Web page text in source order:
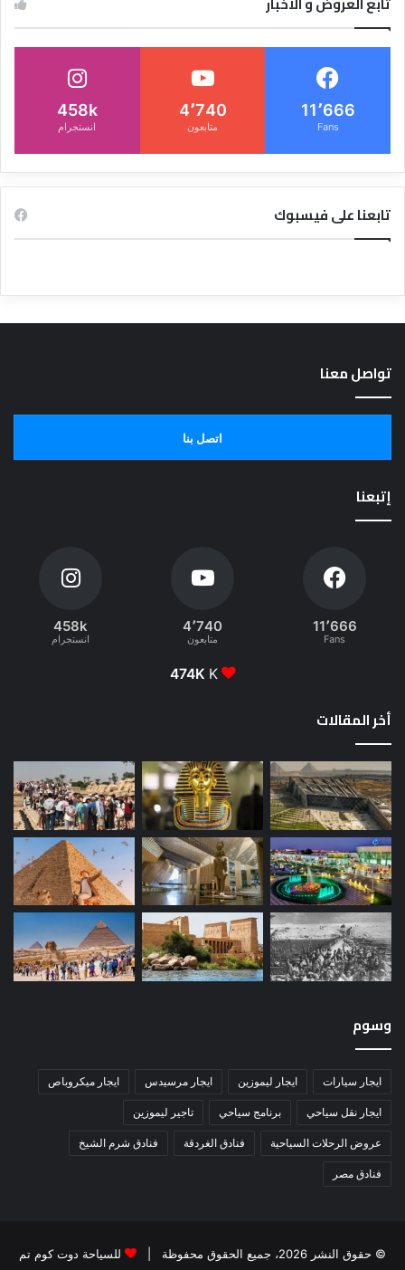
11٬666
Fans
4٬740
متابعون
458k
انستجرام
تابعنا على فيسبوك
تواصل معنا
اتصل بنا
إتبعنا
11٬666
Fans
4٬740
متابعون
458k
انستجرام
474K K
أخر المقالات
وسوم
ايجار سيارات ايجار ليموزين ايجار مرسيدس ايجار ميكروباص
ايجار نقل سياحي برنامج سياحي تاجير ليموزين
عروض الرحلات السياحية فنادق الغردقة فنادق شرم الشيخ
فنادق مصر
© حقوق النشر 2026، جميع الحقوق محفوظة | للسياحة دوت كوم تم